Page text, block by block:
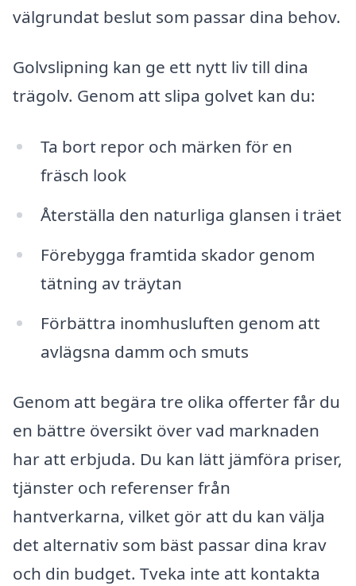
välgrundat beslut som passar dina behov.
Golvslipning kan ge ett nytt liv till dina
trägolv. Genom att slipa golvet kan du:
Ta bort repor och märken för en
fräsch look
Återställa den naturliga glansen i träet
Förebygga framtida skador genom
tätning av träytan
Förbättra inomhusluften genom att
avlägsna damm och smuts
Genom att begära tre olika offerter får du
en bättre översikt över vad marknaden
har att erbjuda. Du kan lätt jämföra priser,
tjänster och referenser från
hantverkarna, vilket gör att du kan välja
det alternativ som bäst passar dina krav
och din budget. Tveka inte att kontakta